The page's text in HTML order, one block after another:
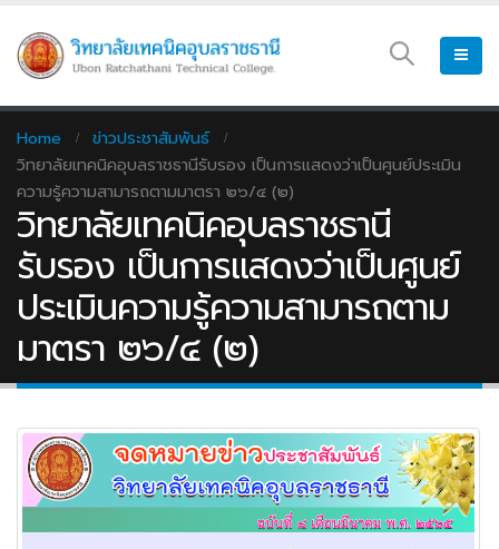
Home
ข่าวประชาสัมพันธ์
วิทยาลัยเทคนิคอุบลราชธานีรับรอง เป็นการแสดงว่าเป็นศูนย์ประเมิน
ความรู้ความสามารถตามมาตรา ๒๖/๔ (๒)
วิทยาลัยเทคนิคอุบลราชธานี
รับรอง เป็นการแสดงว่าเป็นศูนย์
ประเมินความรู้ความสามารถตาม
มาตรา ๒๖/๔ (๒)